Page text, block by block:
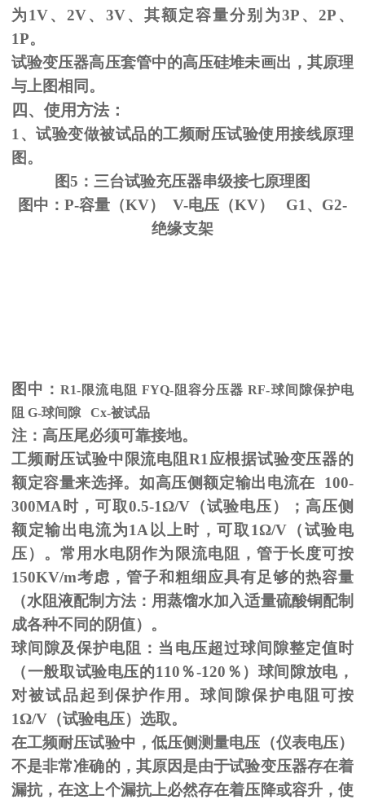
为1V、2V、3V、其额定容量分别为3P、2P、
1P。
试验变压器高压套管中的高压硅堆未画出，其原理
与上图相同。
四、使用方法：
1、试验变做被试品的工频耐压试验使用接线原理
图。
图5：三台试验充压器串级接七原理图
图中：P-容量（KV） V-电压（KV） G1、G2-
绝缘支架
图中：R1-限流电阻 FYQ-阻容分压器RF-球间隙保护电
阻 G-球间隙 Cx-被试品
注：高压尾必须可靠接地。
工频耐压试验中限流电阻 R1 应根据试验变压器的
额定容量来选择。如高压侧额定输出电流在 100-
300MA 时，可取0.5-1Ω/V（试验电压）；高压侧
额定输出电流为1A 以上时，可取 1Ω/V（试验电
压）。常用水电阴作为限流电阻，管于长度可按
150KV/m考虑，管子和粗细应具有足够的热容量
（水阻液配制方法：用蒸馏水加入适量硫酸铜配制
成各种不同的阴值）。
球间隙及保护电阻：当电压超过球间隙整定值时
（一般取试验电压的110％-120 ％）球间隙放电，
对被试品起到保护作用。球间隙保护电阻可按
1Ω/V（试验电压）选取。
在工频耐压试验中，低压侧测量电压（仪表电压）
不是非常准确的，其原因是由于试验变压器存在着
漏抗，在这上个漏抗上必然存在着压降或容升，使